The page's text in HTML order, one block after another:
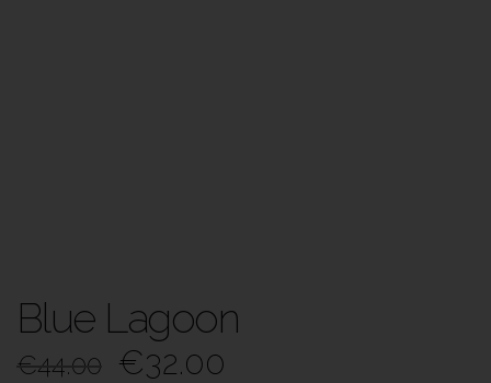
Blue Lagoon
€44.00 €32.00